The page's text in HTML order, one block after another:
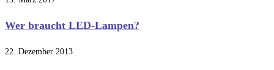
Wer braucht LED-Lampen?
22. Dezember 2013